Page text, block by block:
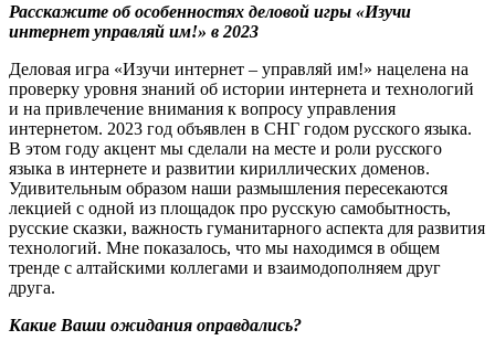
Расскажите об особенностях деловой игры «Изучи
интернет управляй им!» в 2023
Деловая игра «Изучи интернет – управляй им!» нацелена на
проверку уровня знаний об истории интернета и технологий
и на привлечение внимания к вопросу управления
интернетом. 2023 год объявлен в СНГ годом русского языка.
В этом году акцент мы сделали на месте и роли русского
языка в интернете и развитии кириллических доменов.
Удивительным образом наши размышления пересекаются
лекцией с одной из площадок про русскую самобытность,
русские сказки, важность гуманитарного аспекта для развития
технологий. Мне показалось, что мы находимся в общем
тренде с алтайскими коллегами и взаимодополняем друг
друга.
Какие Ваши ожидания оправдались?